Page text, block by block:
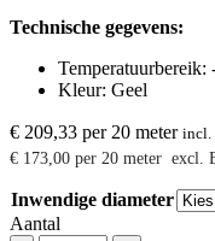
Technische gegevens:
Temperatuurbereik:
Kleur: Geel
€ 209,33 per 20 meter incl.
€ 173,00 per 20 meter excl.
Inwendige diameter
Aantal